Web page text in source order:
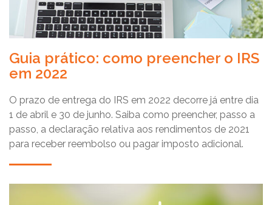
Guia prático: como preencher o IRS
em 2022
O prazo de entrega do IRS em 2022 decorre já entre dia
1 de abril e 30 de junho. Saiba como preencher, passo a
passo, a declaração relativa aos rendimentos de 2021
para receber reembolso ou pagar imposto adicional.